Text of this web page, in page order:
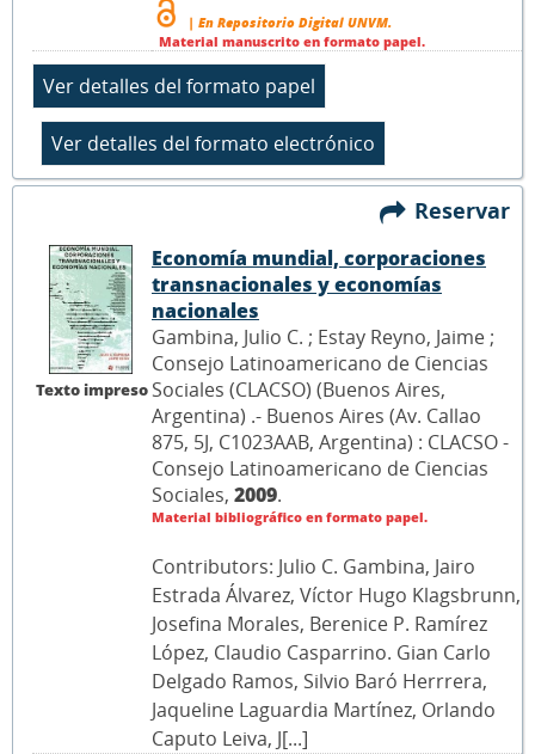
| En Repositorio Digital UNVM.
Material manuscrito en formato papel.
Reservar
Texto impreso
Economía mundial, corporaciones
transnacionales y economías
nacionales
Gambina, Julio C. ; Estay Reyno, Jaime ;
Consejo Latinoamericano de Ciencias
Sociales (CLACSO) (Buenos Aires,
Argentina) .- Buenos Aires (Av. Callao
875, 5J, C1023AAB, Argentina) : CLACSO -
Consejo Latinoamericano de Ciencias
Sociales, 2009.
Material bibliográfico en formato papel.
Contributors: Julio C. Gambina, Jairo
Estrada Álvarez, Víctor Hugo Klagsbrunn,
Josefina Morales, Berenice P. Ramírez
López, Claudio Casparrino. Gian Carlo
Delgado Ramos, Silvio Baró Herrrera,
Jaqueline Laguardia Martínez, Orlando
Caputo Leiva, J[...]